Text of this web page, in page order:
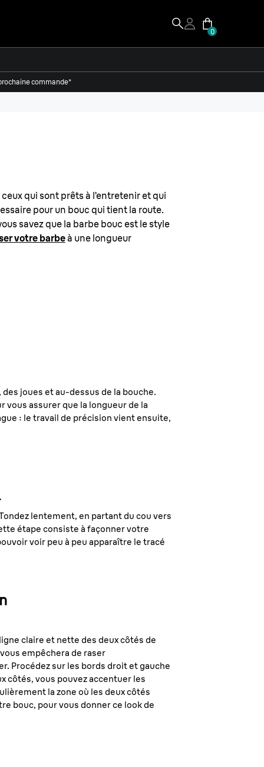
0
commande*
qui sont prêts à l’entretenir et qui
pour un bouc qui tient la route.
savez que la barbe bouc est le style
votre barbeà une longueur
joues et au-dessus de la bouche.
vous assurer que la longueur de la
: le travail de précision vient ensuite,
lentement, en partant du cou vers
étape consiste à façonner votre
voir peu à peu apparaître le tracé
claire et nette des deux côtés de
empêchera de raser
Procédez sur les bords droit et gauche
côtés, vous pouvez accentuer les
la zone où les deux côtés
bouc, pour vous donner ce look de